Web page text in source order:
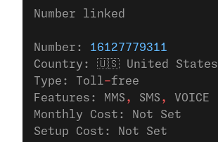
Number linked
Number: 16127779311
Country: 🇺🇸 United States
Type: Toll-free
Features: MMS , SMS ,
VOICE
Monthly Cost: Not Set
Setup Cost: Not Set